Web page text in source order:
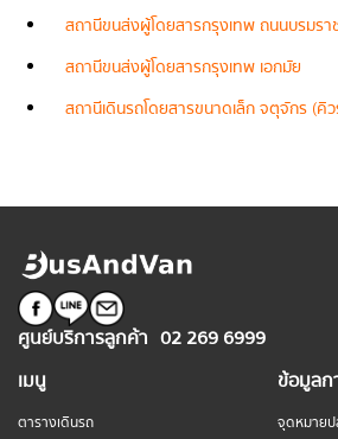
สถานีขนส่งผู้โดยสารกรุงเทพ ถนนบรมรา
สถานีขนส่งผู้โดยสารกรุงเทพ เอกมัย
สถานีเดินรถโดยสารขนาดเล็ก จตุจักร (
ศูนย์บริการลูกค้า 02 269 6999
เมนู
ตารางเดินรถ
ข้อมูลก
จุดหมาย